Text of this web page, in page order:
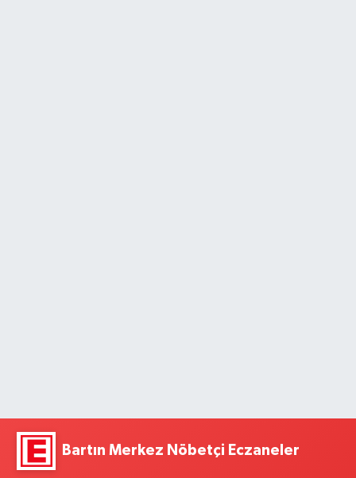
Bartın Merkez Nöbetçi Eczaneler